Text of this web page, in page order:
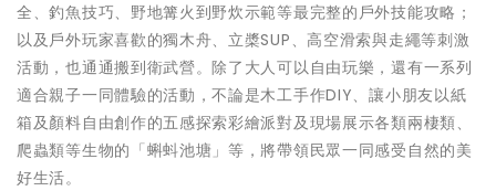
全、釣魚技巧、野地篝火到野炊示範等最完整的戶外技能攻略；
以及戶外玩家喜歡的獨木舟、立槳SUP、高空滑索與走繩等刺激
活動，也通通搬到衛武營。除了大人可以自由玩樂，還有一系列
適合親子一同體驗的活動，不論是木工手作DIY、讓小朋友以紙
箱及顏料自由創作的五感探索彩繪派對及現場展示各類兩棲類、
爬蟲類等生物的「蝌蚪池塘」等，將帶領民眾一同感受自然的美
好生活。